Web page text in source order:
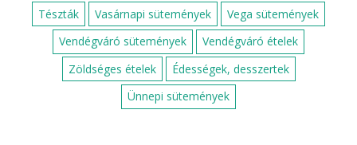
Tészták
Vasárnapi sütemények
Vega sütemények
Vendégváró sütemények
Vendégváró ételek
Zöldséges ételek
Édességek, desszertek
Ünnepi sütemények